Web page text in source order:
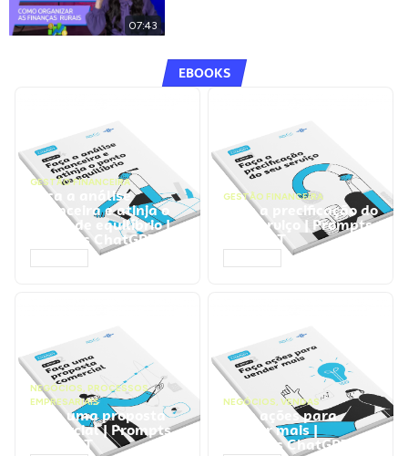
07:43
EBOOKS
GESTÃO FINANCEIRA
Faça a análise
financeira e atinja o
ponto de equilíbrio |
Prompts ChatGPT
GESTÃO FINANCEIRA
Faça a precificação do
seu serviço | Prompts
ChatGPT
NEGÓCIOS, PROCESSOS
EMPRESARIAIS
Faça uma proposta
comercial | Prompts
ChatGPT
NEGÓCIOS, VENDAS
Faça ações para
vender mais |
Prompts ChatGPT